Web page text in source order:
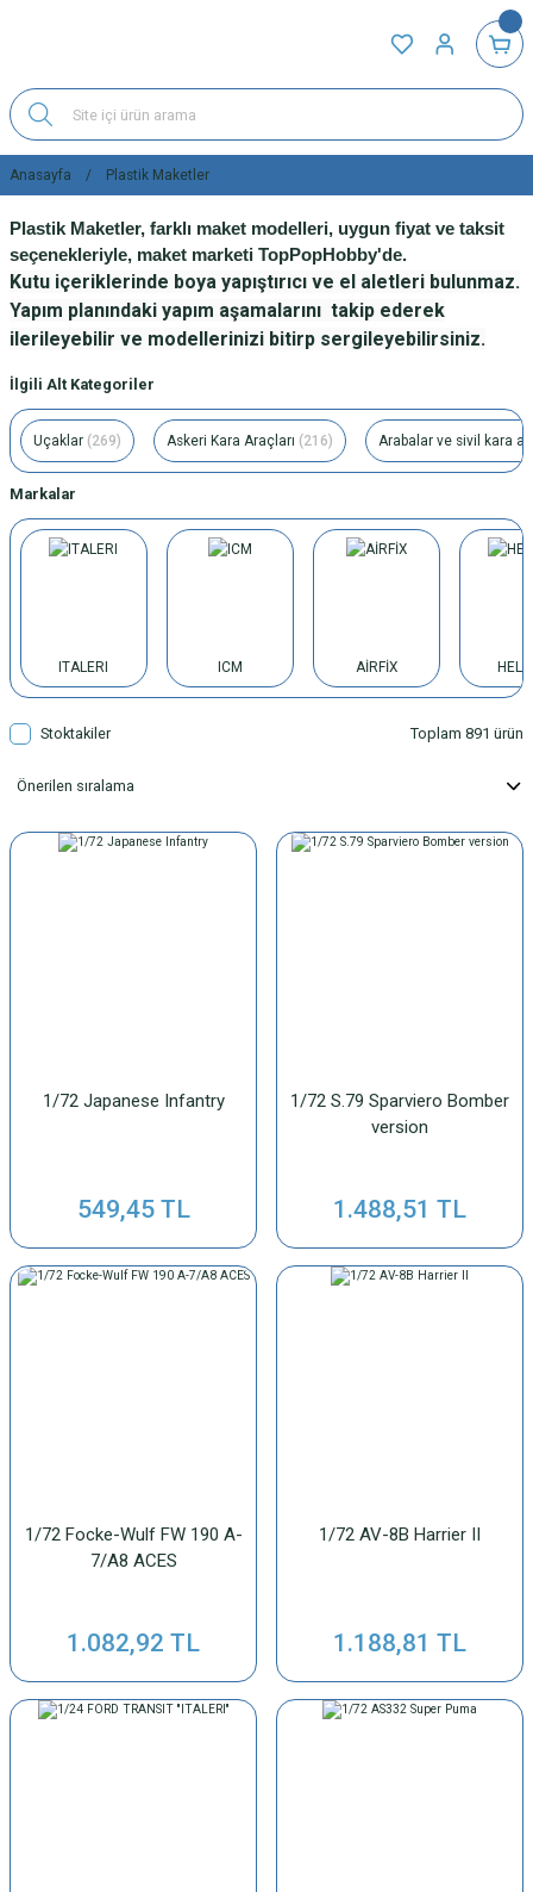
Anasayfa Plastik Maketler
Plastik Maketler, farklı maket modelleri, uygun fiyat ve taksit
seçenekleriyle, maket marketi TopPopHobby'de.
Kutu içeriklerinde boya yapıştırıcı ve el aletleri bulunmaz.
Yapım planındaki yapım aşamalarını takip ederek
ilerileyebilir ve modellerinizi bitirp sergileyebilirsiniz.
İlgili Alt Kategoriler
Uçaklar (269) Askeri Kara Araçları (216) Arabalar ve sivil kara
Markalar
ITALERI ICM AİRFİX
Stoktakiler Toplam 891 ürün
1/72 Japanese Infantry
549,45 TL
1/72 S.79 Sparviero Bomber
version
1.488,51 TL
1/72 Focke-Wulf FW 190 A-
7/A8 ACES
1.082,92 TL
1/72 AV-8B Harrier II
1.188,81 TL